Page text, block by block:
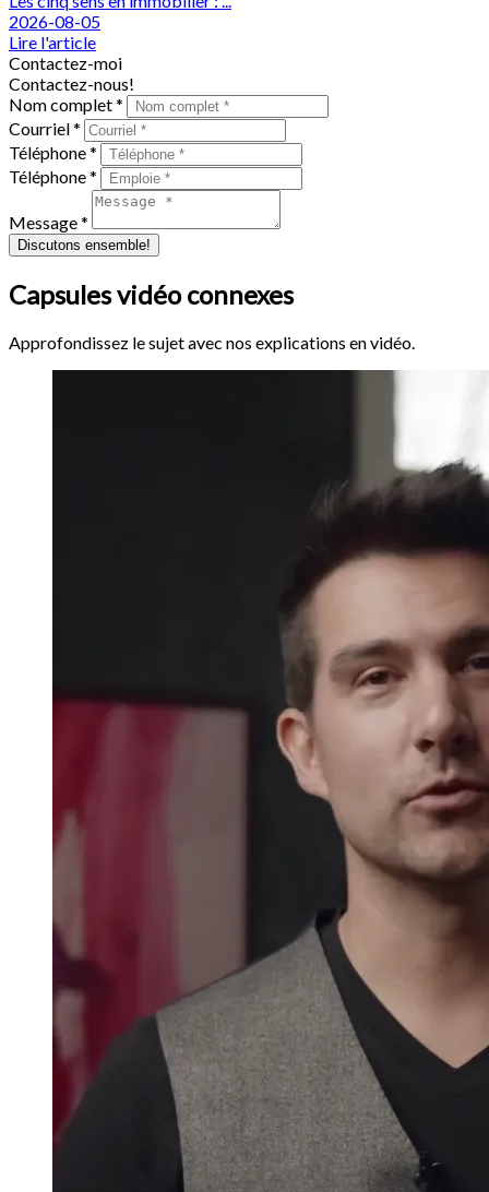
2026-08-05
Lire l'article
Contactez-moi
Contactez-nous!
Nom complet *
Courriel *
Téléphone *
Téléphone *
Message *
Discutons ensemble!
Capsules vidéo connexes
Approfondissez le sujet avec nos explications en vidéo.